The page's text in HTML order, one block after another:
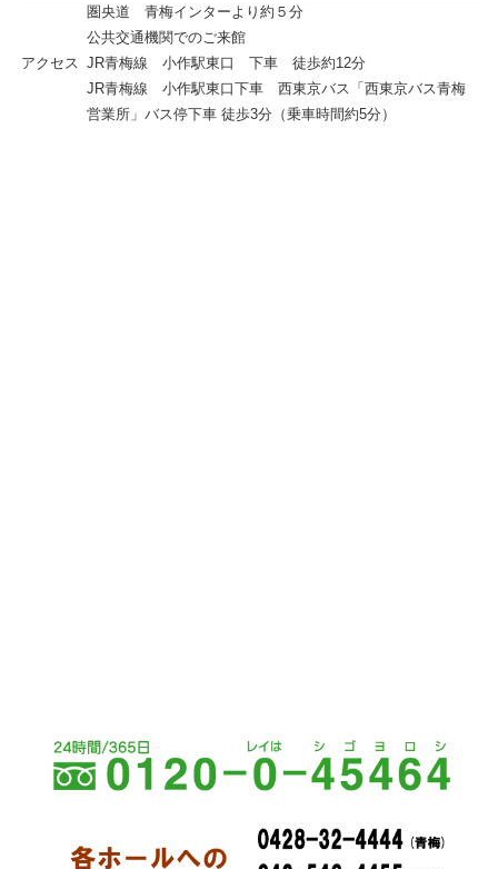
アクセス
圏央道 青梅インターより約５分
公共交通機関でのご来館
JR青梅線 小作駅東口 下車 徒歩約12分
JR青梅線 小作駅東口下車 西東京バス「西東京バス青梅
営業所」バス停下車 徒歩3分（乗車時間約5分）